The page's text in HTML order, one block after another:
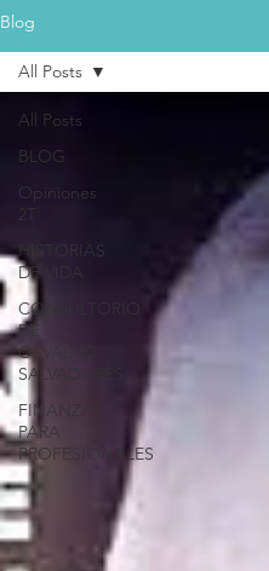
Blog
All Posts
BLOG
Opiniones
2T
HISTORIAS
DE VIDA
CONSULTORIO
DE
OSVALDO
SALVADORES
FINANZAS
PARA
PROFESIONALES
All Posts